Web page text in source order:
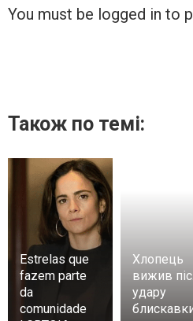
You must be logged in to
Також по темі:
Estrelas que
fazem parte
da
comunidade
Хлопець
вижив
удару